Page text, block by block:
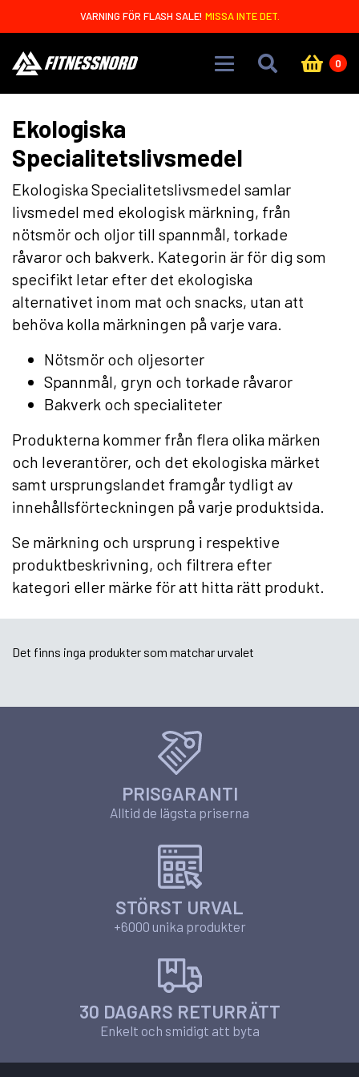
VARNING FÖR FLASH SALE! MISSA INTE DET.
0
Ekologiska
Specialitetslivsmedel
Ekologiska Specialitetslivsmedel samlar
livsmedel med ekologisk märkning, från
nötsmör och oljor till spannmål, torkade
råvaror och bakverk. Kategorin är för dig som
specifikt letar efter det ekologiska
alternativet inom mat och snacks, utan att
behöva kolla märkningen på varje vara.
Nötsmör och oljesorter
Spannmål, gryn och torkade råvaror
Bakverk och specialiteter
Produkterna kommer från flera olika märken
och leverantörer, och det ekologiska märket
samt ursprungslandet framgår tydligt av
innehållsförteckningen på varje produktsida.
Se märkning och ursprung i respektive
produktbeskrivning, och filtrera efter
kategori eller märke för att hitta rätt produkt.
Det finns inga produkter som matchar urvalet
PRISGARANTI
Alltid de lägsta priserna
STÖRST URVAL
+6000 unika produkter
30 DAGARS RETURRÄTT
Enkelt och smidigt att byta